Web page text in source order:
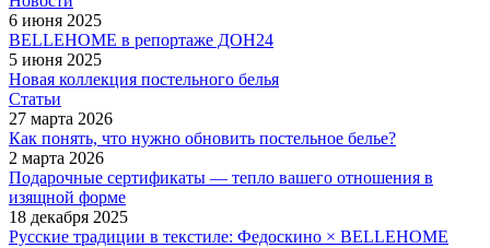
6 июня 2025
BELLEHOME в репортаже ДОН24
5 июня 2025
Новая коллекция постельного белья
Статьи
27 марта 2026
Как понять, что нужно обновить постельное белье?
2 марта 2026
Подарочные сертификаты — тепло вашего отношения в
изящной форме
18 декабря 2025
Русские традиции в текстиле: Федоскино × BELLEHOME